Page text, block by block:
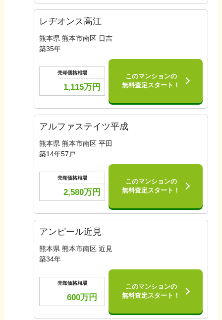
レヂオンス高江
熊本県 熊本市南区 日吉
築35年
売却価格相場
1,115万円
このマンションの
無料査定スタート！
アルファステイツ平成
熊本県 熊本市南区 平田
築14年57 戸
売却価格相場
2,580万円
このマンションの
無料査定スタート！
アンピール近見
熊本県 熊本市南区 近見
築34年
売却価格相場
600万円
このマンションの
無料査定スタート！